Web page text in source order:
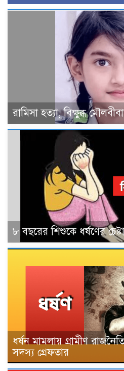
রামিসা হত্যা, বিক্ষুব্ধ
৮ বছরের শিশুকে ধর্ষণের চেষ্টা
ধর্ষন মামলায় গ্রামীণ
সদস্য গ্রেফতার